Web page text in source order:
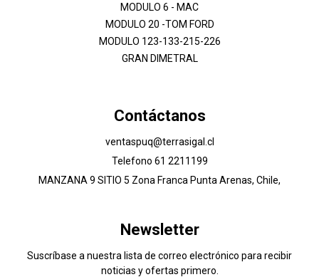
MODULO 6 - MAC
MODULO 20 -TOM FORD
MODULO 123-133-215-226
GRAN DIMETRAL
Contáctanos
ventaspuq@terrasigal.cl
Telefono 61 2211199
MANZANA 9 SITIO 5 Zona Franca Punta Arenas, Chile,
Newsletter
Suscríbase a nuestra lista de correo electrónico para recibir
noticias y ofertas primero.